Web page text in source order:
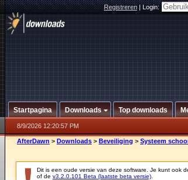
Registreren|Login:
Startpagina Downloads Top downloads
8/9/2026 12:20:57 PM
AfterDawn > Downloads > Beveiliging > Systeem
Dit is een oude versie van deze software. Je kunt ook
of de v3.2.0.101 Beta (laatste beta versie)